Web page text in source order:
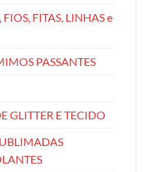
FITAS, LINHAS e
PASSANTES
GLITTER E TECIDO